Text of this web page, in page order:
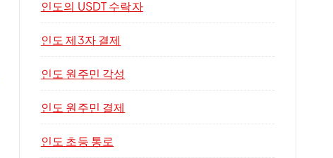
인도의 USDT 수락자
인도 제3자 결제
인도 원주민 각성
인도 원주민 결제
인도 초등 통로